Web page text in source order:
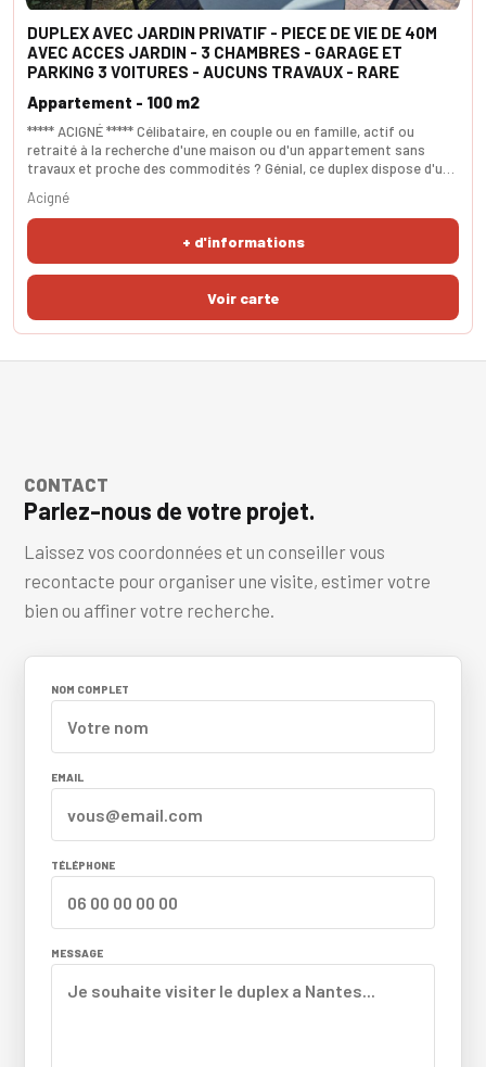
DUPLEX AVEC JARDIN PRIVATIF - PIECE DE VIE DE 40M
AVEC ACCES JARDIN - 3 CHAMBRES - GARAGE ET
PARKING 3 VOITURES - AUCUNS TRAVAUX - RARE
***** ACIGNÉ ***** Célibataire, en couple ou en famille, actif ou
retraité à la recherche d'une maison ou d'un appartement sans
travaux et proche des commodités ? Génial, ce duplex dispose d'un
séjour intime. L'accès à la terrasse et au jardin est immédiat via une
belle baie vitrée double. La chambre principale avec salle d'eau est à
Appartement - 100 m2
+ d'informations
Acigné
CONTACT
Parlez-nous de votre projet.
Laissez vos coordonnées et un conseiller vous
recontacte pour organiser une visite, estimer votre
bien ou affiner votre recherche.
NOM COMPLET
EMAIL
TÉLÉPHONE
MESSAGE